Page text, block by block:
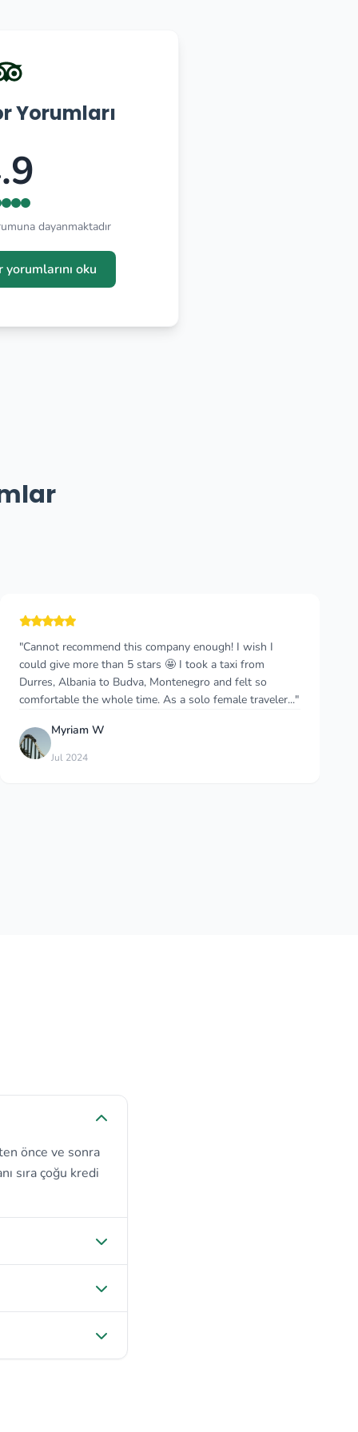
Yorumları
dayanmaktadır
oku
"Podgorica Airport to Budva Jul 2020 The driver was
waiting for us in front of the airport building as planned.
The transfer itself was fast and accurate. The driver was
really nice and polite. Writ..."
D
önce ve sonra
sıra çoğu kredi